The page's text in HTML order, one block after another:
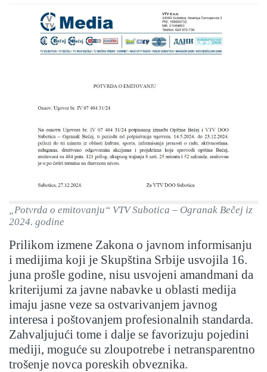
„Potvrda o emitovanju“ VTV Subotica – Ogranak Bečej iz
2024. godine
Prilikom izmene Zakona o javnom informisanju
i medijima koji je Skupština Srbije usvojila 16.
juna prošle godine, nisu usvojeni amandmani da
kriterijumi za javne nabavke u oblasti medija
imaju jasne veze sa ostvarivanjem javnog
interesa i poštovanjem profesionalnih standarda.
Zahvaljujući tome i dalje se favorizuju pojedini
mediji, moguće su zloupotrebe i netransparentno
trošenje novca poreskih obveznika.